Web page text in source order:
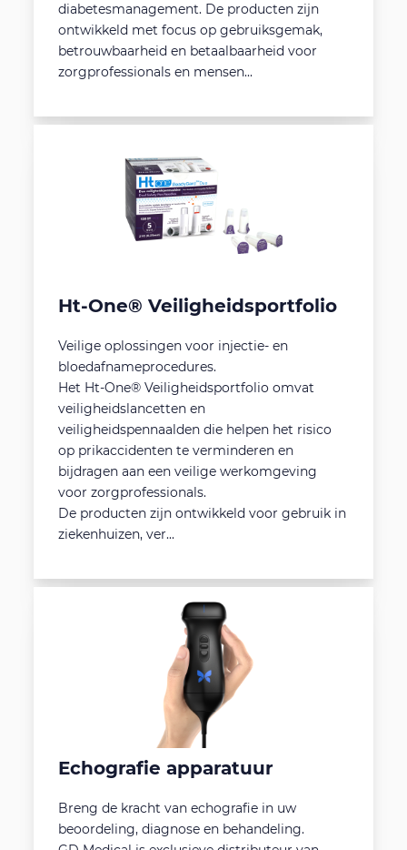
diabetesmanagement. De producten zijn
ontwikkeld met focus op gebruiksgemak,
betrouwbaarheid en betaalbaarheid voor
zorgprofessionals en mensen...
Ht-One® Veiligheidsportfolio
Veilige oplossingen voor injectie- en
bloedafnameprocedures.
Het Ht-One® Veiligheidsportfolio omvat
veiligheidslancetten en
veiligheidspennaalden die helpen het risico
op prikaccidenten te verminderen en
bijdragen aan een veilige werkomgeving
voor zorgprofessionals.
De producten zijn ontwikkeld voor gebruik in
ziekenhuizen, ver...
Echografie apparatuur
Breng de kracht van echografie in uw
beoordeling, diagnose en behandeling.